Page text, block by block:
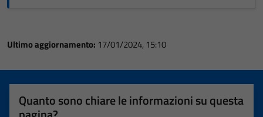
Ultimo aggiornamento: 17/01/2024, 15:10
Quanto sono chiare le informazioni su questa